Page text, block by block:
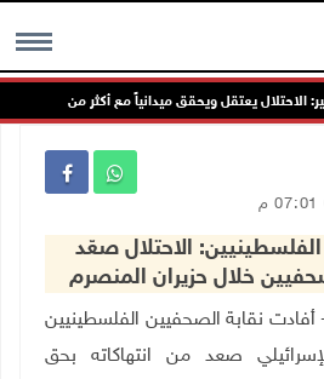
MENUيعتقل ويحقق ميدانياً مع أكثر من (60) مواطناً من مخيم قلنديا
الاحتلال صعّد
خلال حزيران المنصرم
7-7-2026 وفا- أفادت نقابة الصحفيين الفلسطينيين
صعد من انتهاكاته بحق